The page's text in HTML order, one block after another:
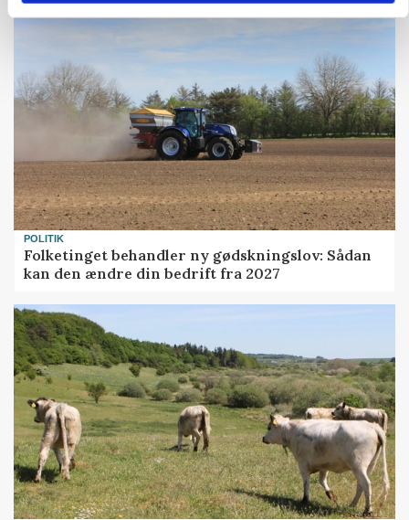
POLITIK
Folketinget behandler ny gødskningslov: Sådan
kan den ændre din bedrift fra 2027